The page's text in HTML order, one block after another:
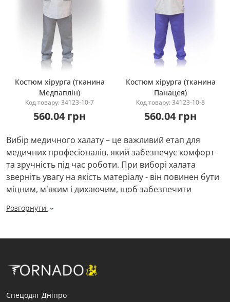
Купити
Костюм хірурга (тканина
Медпаплін)
Код товару: 34123-10-7
560.04 грн
Купити
Костюм хірурга (тканина
Панацея)
Код товару: 34123-10-8
560.04 грн
Вибір медичного халату – це важливий етап для
медичних професіоналів, який забезпечує комфорт
та зручність під час роботи. При виборі халата
зверніть увагу на якість матеріалу - він повинен бути
міцним, м'яким і дихаючим, щоб забезпечити
функціональним та практичним, із зручними
інших необхідних предметів. Якщо ваша робота
Розгорнути
Спецодяг Дніпро